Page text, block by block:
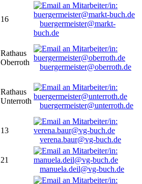
16
buergermeister@markt-
buch.de
Rathaus
Oberroth
buergermeister@oberroth.de
Rathaus
Unterroth
buergermeister@unterroth.de
13
verena.baur@vg-buch.de
21
manuela.deil@vg-buch.de